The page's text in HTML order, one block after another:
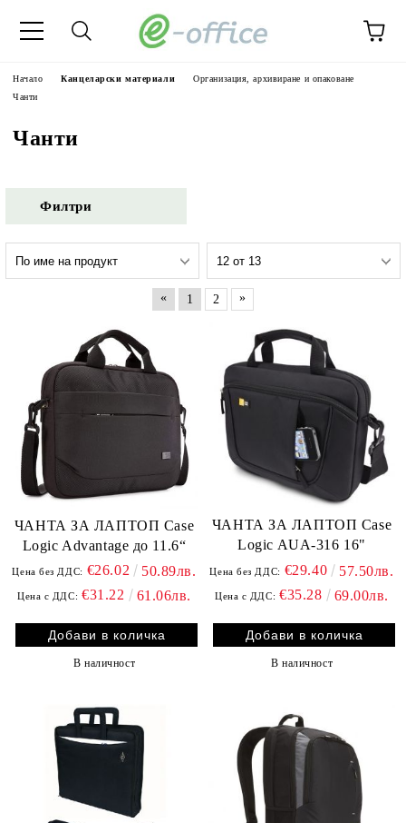
Начало Канцеларски материали
Организация, архивиране и опаковане
Чанти
Чанти
Филтри
« 1 2 »
ЧАНТА ЗА ЛАПТОП Case
Logic Advantage до 11.6“
Цена без ДДС: €26.02 50.89лв.
Цена с ДДС: €31.22 61.06лв.
В наличност
ЧАНТА ЗА ЛАПТОП Case
Logic AUA-316 16"
Цена без ДДС: €29.40 57.50лв.
Цена с ДДС: €35.28 69.00лв.
В наличност